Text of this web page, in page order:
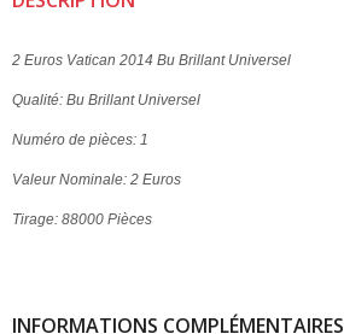
2 Euros Vatican 2014 Bu Brillant Universel
Qualité: Bu Brillant Universel
Numéro de pièces: 1
Valeur Nominale: 2 Euros
Tirage: 88000 Pièces
INFORMATIONS COMPLÉMENTAIRES